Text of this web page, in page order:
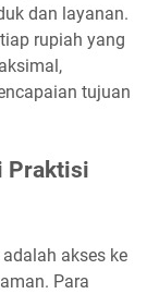
dan layanan.
rupiah yang
tujuan
Praktisi
akses ke
Para